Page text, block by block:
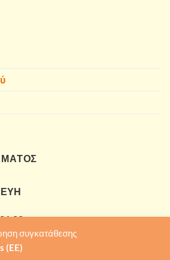
συγκατάθεσης
(EE)